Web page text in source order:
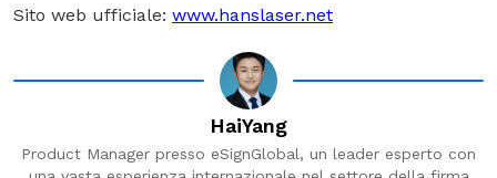
Sito web ufficiale: www.hanslaser.net
HaiYang
Product Manager presso eSignGlobal, un leader esperto con